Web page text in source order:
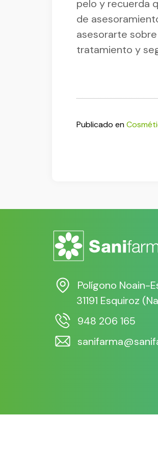
pelo y recuerda
de
asesorarte
tratamiento y
Publicado en
Polígono Noain-
31191 Esquiroz
948 206 165